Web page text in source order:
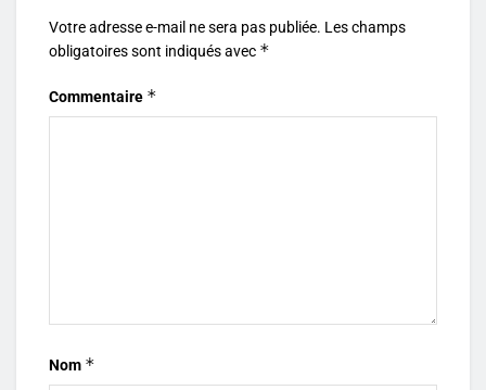
Votre adresse e-mail ne sera pas publiée. Les champs
obligatoires sont indiqués avec *
Commentaire *
Nom *